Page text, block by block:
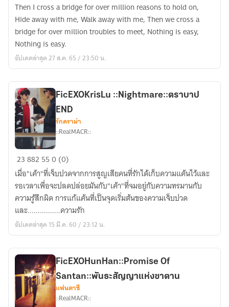
แก้ว
ชาน
แบค
END
Then I cross a bridge for over million reasons to hold on,
Hide away with me, Walk away with me, Then we cross a
bridge for over million troubles to meet, Nothing is easy,
Nothing is easy.
อัปเดตล่าสุด 27 ส.ค. 65 / 23:50 น.
FicEXOKrisLu
::Nightmare::ตราบาป
END
FicEXOKrisLu ::Nightmare::ตราบาป
END
รักดราม่า
::RealMACR::
23882 550 (0)
เมื่อ"เค้า"ที่เจ็บปวดจากการสูญเสียคนที่รักได้เก็บความแค้นไว้และ
รอเวลาเพื่อจะปลดปล่อยมันกับ"เค้า"ที่จมอยู่กับความทรมานกับ
ความรู้สึกผิด การแก้แค้นที่เป็นจุดเริ่มต้นของความเจ็บปวด
และ................ความรัก
อัปเดตล่าสุด 15 มี.ค. 60 / 23:12 น.
FicEXOHunHan::Promise Of
Santan::พันธะสัญญาแห่งซาตาน
แฟนตาซี
::RealMACR::